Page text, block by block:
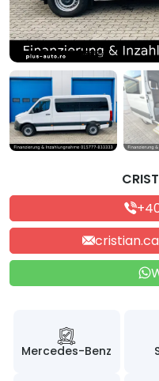
Mercedes-Benz